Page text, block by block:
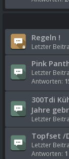
Regeln !
Letzter
Pink
Letzter
Antworten:
300Tdi
Jahre
Letzter
Topfset /
Letzter
Antworten: 1